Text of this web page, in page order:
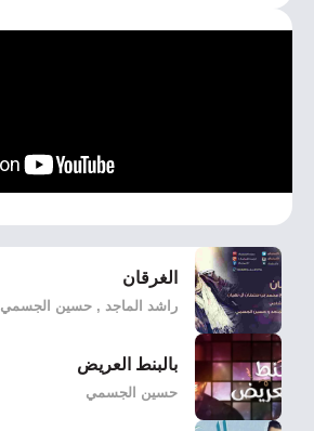
الغرقان
راشد الماجد , حسين الجسمي
بالبنط العريض
حسين الجسمي